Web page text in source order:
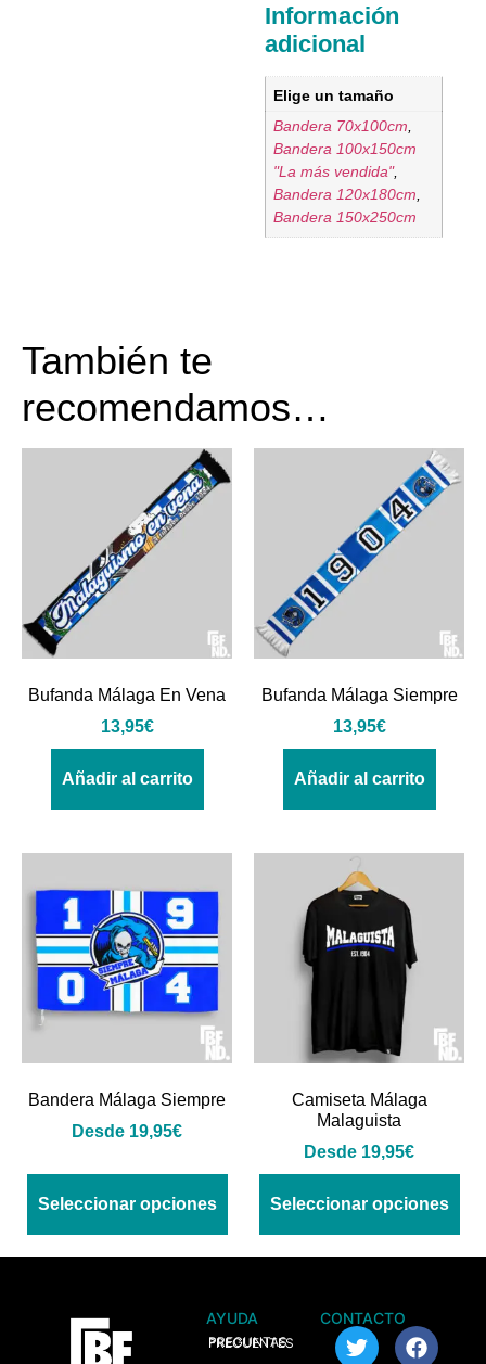
Información
adicional
Elige un tamaño
Bandera 70x100cm
Bandera 100x150cm
"La más vendida",
Bandera 120x180cm
Bandera 150x250cm
También te
recomendamos…
Bufanda Málaga En Vena
13,95€
Añadir al carrito
Bufanda Málaga Siempre
13,95€
Añadir al carrito
Bandera Málaga Siempre
Desde 19,95€
Seleccionar opciones
Camiseta Málaga
Malaguista
Desde 19,95€
Seleccionar opciones
AYUDA
> PREGUNTAS FRECUENTES
CONTACTO